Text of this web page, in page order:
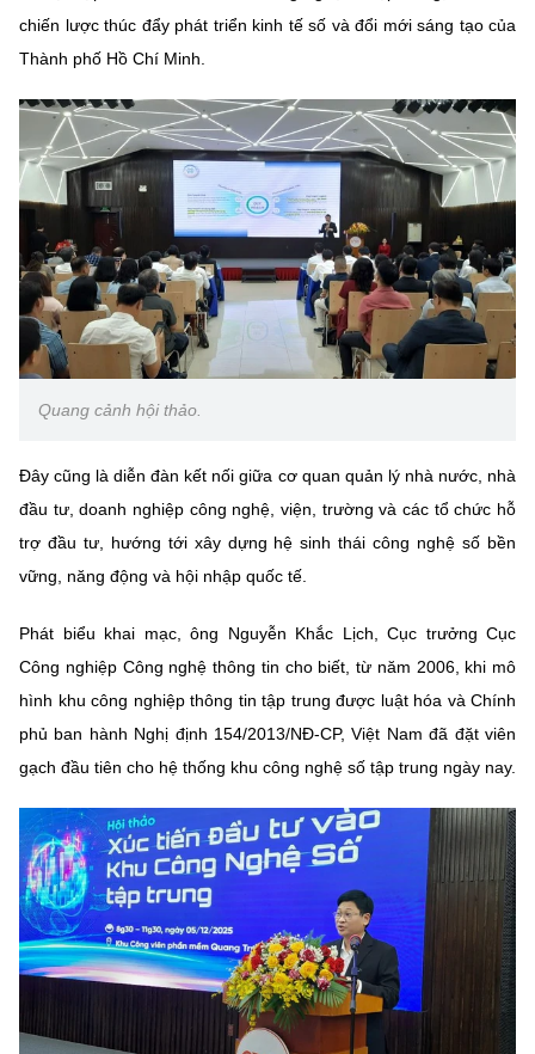
Năng lượng nguyên tử
Tin địa phương
Chuyển đổi số
Sở hữu trí tuệ
Tiêu chuẩn, đo lường, chất lượng
Năng lượng nguyên tử
Videos
Infographic
Ảnh
Voice
Nhiệm vụ trọng tâm
Chọn ngôn ngữ
Vietnamese English
BỘ KHOA HỌC VÀ CÔNG NGHỆ
MINISTRY OF SCIENCE AND TECHNOLOGY
Điều khoản sử dụng Theo dõi MST: Góp ý
Cơ quan chủ quản: Bộ Khoa học và Công nghệ (MST)
Chịu trách nhiệm nội dung: Nguyễn Thị Hải Hằng
Giám đốc Trung tâm Truyền thông Khoa học và Công nghệ.
Liên hệ
Địa chỉ: Ban Biên tập Cổng TTĐT - 18 Nguyễn Du, TP. Hà Nội
Điện thoại: 024 3936 9506
©2026 Bản quyền thuộc Bộ Khoa Học và Công Nghệ
(Ghi rõ nguồn "https://mst.gov.vn" khi phát hành lại thông tin từ
website này)
chiến lược thúc đẩy phát triển kinh tế số và đổi mới sáng tạo của
Thành phố Hồ Chí Minh.
Quang cảnh hội thảo.
Đây cũng là diễn đàn kết nối giữa cơ quan quản lý nhà nước, nhà
đầu tư, doanh nghiệp công nghệ, viện, trường và các tổ chức hỗ
trợ đầu tư, hướng tới xây dựng hệ sinh thái công nghệ số bền
vững, năng động và hội nhập quốc tế.
Phát biểu khai mạc, ông Nguyễn Khắc Lịch, Cục trưởng Cục
Công nghiệp Công nghệ thông tin cho biết, từ năm 2006, khi mô
hình khu công nghiệp thông tin tập trung được luật hóa và Chính
phủ ban hành Nghị định 154/2013/NĐ-CP, Việt Nam đã đặt viên
gạch đầu tiên cho hệ thống khu công nghệ số tập trung ngày nay.